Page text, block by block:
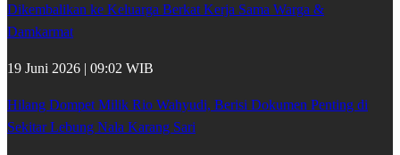
Dikembalikan ke Keluarga Berkat Kerja Sama Warga &
Damkarmat
19 Juni 2026 | 09:02 WIB
Hilang Dompet Milik Rio Wahyudi, Berisi Dokumen Penting di
Sekitar Lebung Nala Karang Sari